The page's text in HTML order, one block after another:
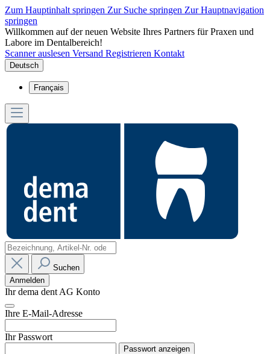
Zum Hauptinhalt springen Zur Suche springen Zur Hauptnavigation
springen
Willkommen auf der neuen Website Ihres Partners für Praxen und
Labore im Dentalbereich!
Scanner auslesen Versand Registrieren Kontakt
Deutsch
Français
Suchen
Anmelden
Ihr dema dent AG Konto
Ihre E-Mail-Adresse
Ihr Passwort
Passwort anzeigen